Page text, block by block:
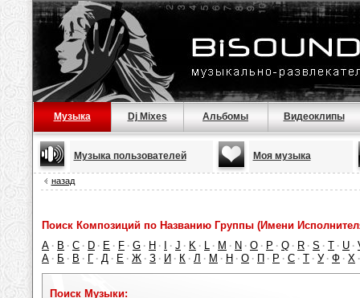
Музыка Dj Mixes Альбомы Видеоклипы
Музыка пользователей Моя музыка
назад
Поиск Композиций по Названию Группы (Имени
A · B · C · D · E · F · G · H · · J · K · L · M · N · O · P · Q · R · S · T · U ·
А · Б · В · Г · Д · Е · Ж · З · И · К · Л · М · Н · О · П · Р · С · Т · У · Ф · Х
Поиск Музыки: